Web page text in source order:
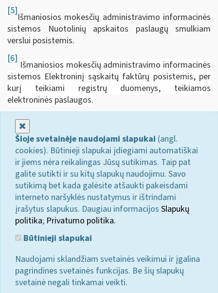
[5]
Išmaniosios mokesčių administravimo informacinės
sistemos Nuotolinių apskaitos paslaugų smulkiam
verslui posistemis.
[6]
Išmaniosios mokesčių administravimo informacinės
sistemos Elektroninį sąskaitų faktūrų posistemis, per
kurį teikiami registrų duomenys, teikiamos
elektroninės paslaugos.
Šioje svetainėje naudojami slapukai (angl.
cookies). Būtinieji slapukai įdiegiami automatiškai
ir jiems nėra reikalingas Jūsų sutikimas. Taip pat
galite sutikti ir su kitų slapukų naudojimu. Savo
sutikimą bet kada galėsite atšaukti pakeisdami
interneto naršyklės nustatymus ir ištrindami
įrašytus slapukus. Daugiau informacijos Slapukų
politika; Privatumo politika.
Būtinieji slapukai
Naudojami sklandžiam svetainės veikimui ir įgalina
pagrindines svetainės funkcijas. Be šių slapukų
svetainė negali tinkamai veikti.